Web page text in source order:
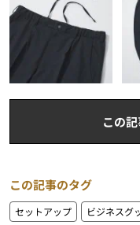
この
この記事のタグ
セットアップ ビジネスグ